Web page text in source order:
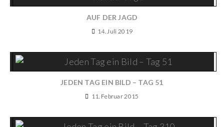
AUF DER JAGD
14. Juli 2019
JEDEN TAG EIN BILD – TAG 51
11. Februar 2015